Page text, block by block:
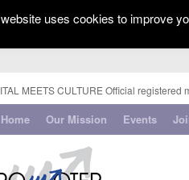
MEETS CULTURE Official registered
Home Our Mission Events
uses cookies to improve